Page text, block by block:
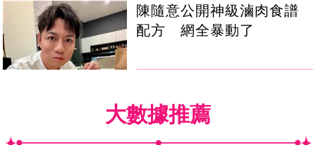
陳隨意公開神級滷肉食譜
配方 網全暴動了
大數據推薦